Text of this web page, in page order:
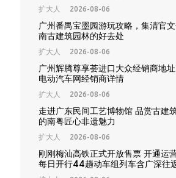
扩大人 2026-08-06
广州番禺宝墨园游玩攻略，集清官
南古建筑园林的好去处
扩大人 2026-08-06
广州辉腾尊享荟进口大众经销商地
电动汽车网经销商详情
扩大人 2026-08-06
走进广东民间工艺博物馆 品赏古建
的南粤匠心非遗魅力
扩大人 2026-08-06
刚刚梅汕高铁正式开放售票 开通运
每日开行44趟动车组列车含广深往